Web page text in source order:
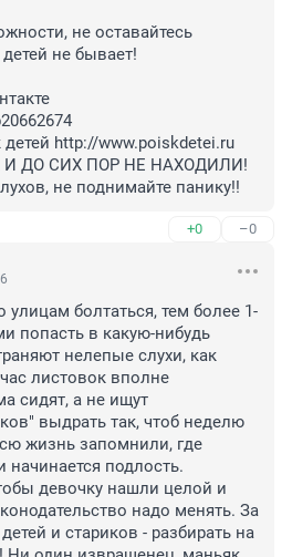
не оставайтесь
не бывает!
http://www.poiskdetei.ru
ДО СИХ ПОР НЕ НАХОДИЛИ!
не поднимайте панику!!
+0 –0
болтаться, тем более 1-
попасть в какую-нибудь
нелепые слухи, как
листовок вполне
сидят, а не ищут
выдрать так, чтоб неделю
жизнь запомнили, где
начинается подлость.
девочку нашли целой и
надо менять. За
и стариков - разбирать на